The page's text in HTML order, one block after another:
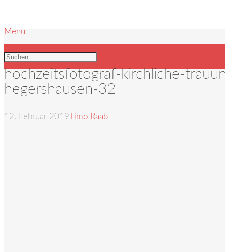
Menü
hochzeitsfotograf-kirchliche-
hegershausen-32
12. Februar 2019 Timo Raab